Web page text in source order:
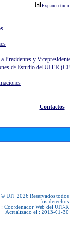
Expandir todo
Presidentes y
de Estudio del UIT R
Contactos
© UIT 2026 Reservados todos
los derechos
: Coordenador Web del UIT-R
Actualizado el : 2013-01-30